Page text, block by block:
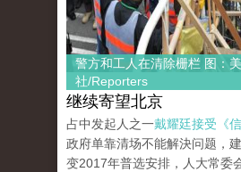
警方和工人在清除栅栏 图：
社/Reporters
继续寄望北京
占中发起人之一戴耀廷接受《
政府单靠清场不能解決问题，
变2017年普选安排，人大常委